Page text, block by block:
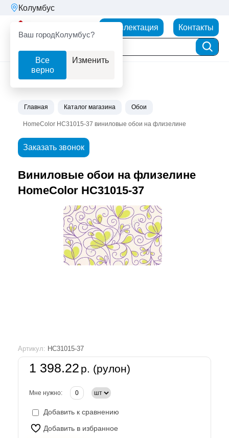
Колумбус
Ваш городКолумбус?
Все
верно
Изменить
Комплектация Контакты
Главная Каталог магазина Обои
HomeColor HC31015-37 виниловые обои на флизелине
Заказать звонок
Виниловые обои на флизелине
HomeColor HC31015-37
Артикул: HC31015-37
1 398.22 р. (рулон)
Мне нужно:
Добавить к сравнению
Добавить в избранное